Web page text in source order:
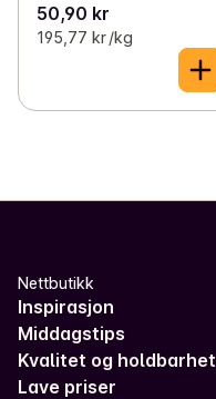
50,90 kr
195,77 kr /kg
Nettbutikk
Inspirasjon
Middagstips
Kvalitet og holdbarhet
Lave priser